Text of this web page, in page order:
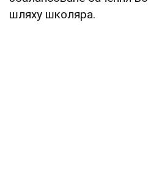
шляху школяра.